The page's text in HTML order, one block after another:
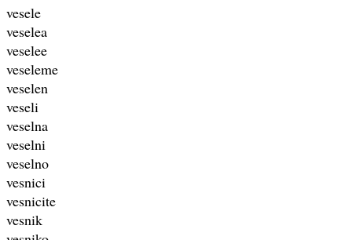
vesele
veselea
veselee
veseleme
veselen
veseli
veselna
veselni
veselno
vesnici
vesnicite
vesnik